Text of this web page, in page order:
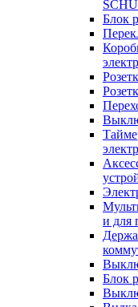
Блок
и для
Блок